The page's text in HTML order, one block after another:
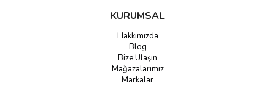
KURUMSAL
Hakkımızda
Blog
Bize Ulaşın
Mağazalarımız
Markalar